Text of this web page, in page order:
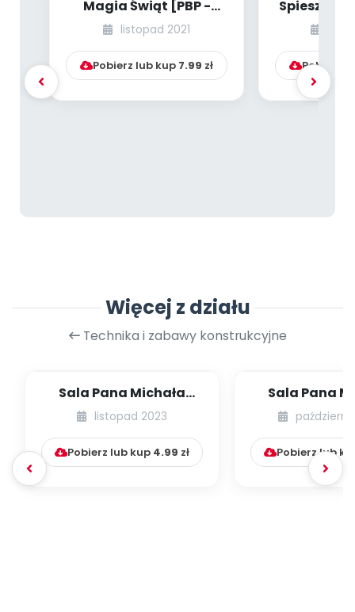
Magia Świąt [PBP -
dzieci starsze - numer
1]
listopad 2021
Pobierz lub kup 7.99 zł
Spiesz się
dzieci
Pobierz
Więcej z działu
Technika i zabawy konstrukcyjne
Sala Pana Michała
[Patykowe zabawy]
listopad 2023
Pobierz lub kup 4.99 zł
Sala Pana
[Kulki nie
Pobierz lub